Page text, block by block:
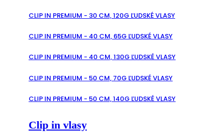
CLIP IN PREMIUM - 30 CM, 120G ĽUDSKÉ VLASY
CLIP IN PREMIUM - 40 CM, 65G ĽUDSKÉ VLASY
CLIP IN PREMIUM - 40 CM, 130G ĽUDSKÉ VLASY
CLIP IN PREMIUM - 50 CM, 70G ĽUDSKÉ VLASY
CLIP IN PREMIUM - 50 CM, 140G ĽUDSKÉ VLASY
Clip in vlasy